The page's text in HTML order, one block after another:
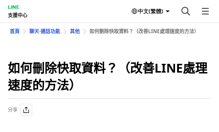
LINE
支援中心
中文(繁體)
首頁 聊天⋅通話功能 其他 如何刪除快取資料？（改善LINE處理速度的方法）
如何刪除快取資料？（改善LINE處理
速度的方法）
分享